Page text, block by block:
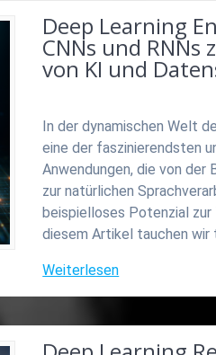
Deep Learning
CNNs und
von KI und
In der dynamischen Welt
eine der faszinierendsten
Anwendungen, die von der
zur natürlichen
beispielloses Potenzial
diesem Artikel tauchen wir
Weiterlesen